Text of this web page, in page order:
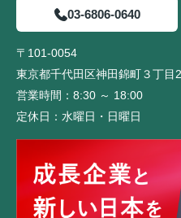
03-6806-0640
〒101-0054
東京都千代田区神田錦町３丁目
営業時間： 8:30 ～ 18:00
定休日： 水曜日・日曜日